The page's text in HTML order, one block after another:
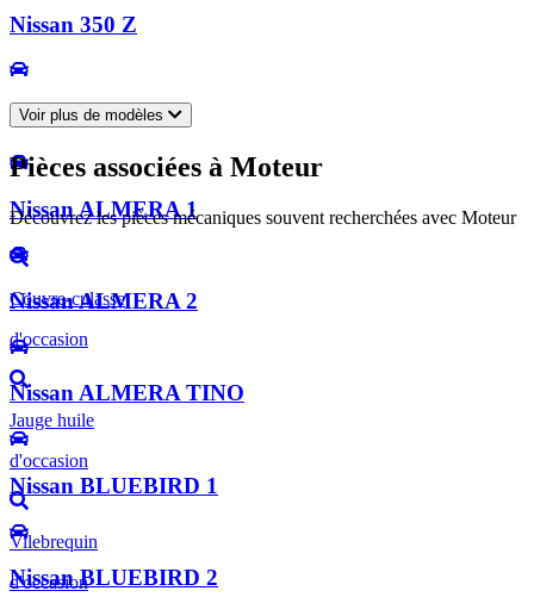
Nissan 350 Z
Nissan 370 Z
Nissan ALMERA 1
Nissan ALMERA 2
Nissan ALMERA TINO
Nissan BLUEBIRD 1
Nissan BLUEBIRD 2
Voir plus de modèles
Pièces associées à Moteur
Découvrez les pièces mécaniques souvent recherchées avec Moteur
Couvre-culasse
d'occasion
Jauge huile
d'occasion
Vilebrequin
d'occasion